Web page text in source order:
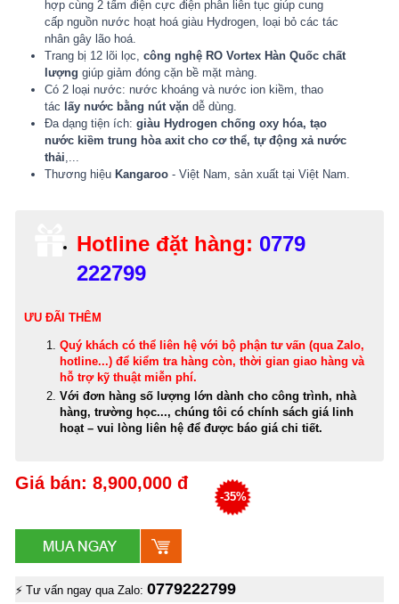
hợp cùng 2 tấm điện cực điện phân liên tục giúp cung
cấp nguồn nước hoạt hoá giàu Hydrogen, loại bỏ các tác
nhân gây lão hoá.
Trang bị 12 lõi lọc, công nghệ RO Vortex Hàn Quốc chất
lượng giúp giảm đóng cặn bề mặt màng.
Có 2 loại nước: nước khoáng và nước ion kiềm, thao
tác lấy nước bằng nút vặndễ dùng.
Đa dạng tiện ích: giàu Hydrogen chống oxy hóa, tạo
nước kiềm trung hòa axit cho cơ thể, tự động xả nước
thải
Thương hiệu Kangaroo- Việt Nam, sản xuất tại Việt Nam.
Hotline đặt hàng: 0779
222799
ƯU ĐÃI THÊM
Quý khách có thể liên hệ với bộ phận tư vấn (qua Zalo,
hotline...) để kiểm tra hàng còn, thời gian giao hàng và
hỗ trợ kỹ thuật miễn phí.
Với đơn hàng số lượng lớn dành cho công trình, nhà
hàng, trường học..., chúng tôi có chính sách giá linh
hoạt – vui lòng liên hệ để được báo giá chi tiết.
Giá bán: 8,900,000 đ
-35%
⚡ Tư vấn ngay qua Zalo: 0779222799